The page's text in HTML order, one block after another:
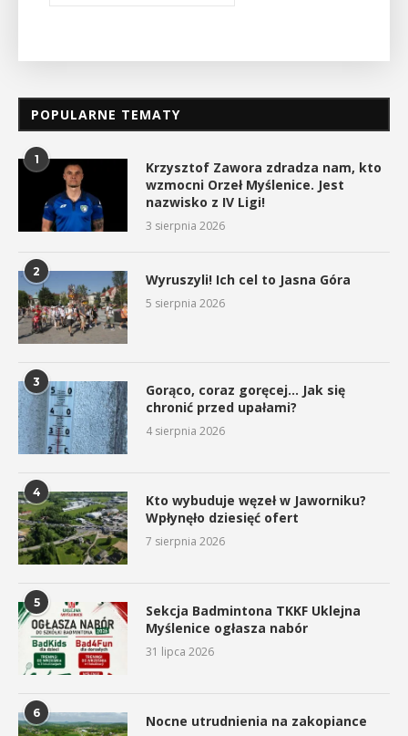
POPULARNE TEMATY
1
Krzysztof Zawora zdradza nam, kto
wzmocni Orzeł Myślenice. Jest
nazwisko z IV Ligi!
3 sierpnia 2026
2 Wyruszyli! Ich cel to Jasna Góra
5 sierpnia 2026
3
Gorąco, coraz goręcej… Jak się
chronić przed upałami?
4 sierpnia 2026
4
Kto wybuduje węzeł w Jaworniku?
Wpłynęło dziesięć ofert
7 sierpnia 2026
5
Sekcja Badmintona TKKF Uklejna
Myślenice ogłasza nabór
31 lipca 2026
6 Nocne utrudnienia na zakopiance